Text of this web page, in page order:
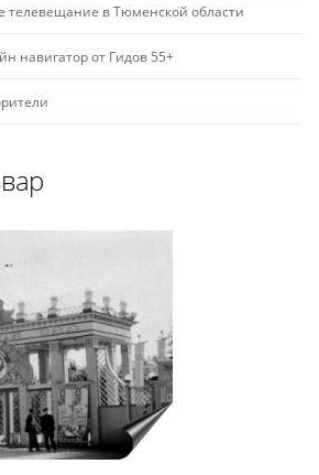
телевещание в Тюменской области
навигатор от Гидов 55+